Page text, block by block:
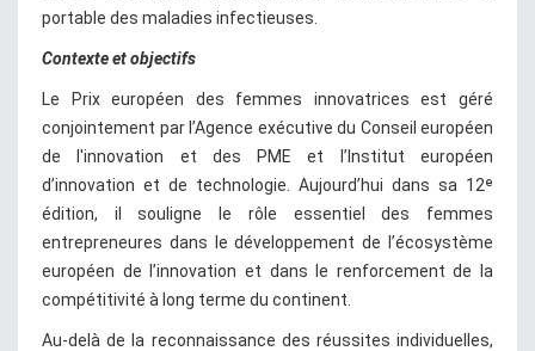
portable des maladies infectieuses.
Contexte et objectifs
Le Prix européen des femmes innovatrices est géré
conjointement par l’Agence exécutive du Conseil européen
de l'innovation et des PME et l’Institut européen
d’innovation et de technologie. Aujourd’hui dans sa 12ᵉ
édition, il souligne le rôle essentiel des femmes
entrepreneures dans le développement de l’écosystème
européen de l’innovation et dans le renforcement de la
compétitivité à long terme du continent.
Au-delà de la reconnaissance des réussites individuelles,